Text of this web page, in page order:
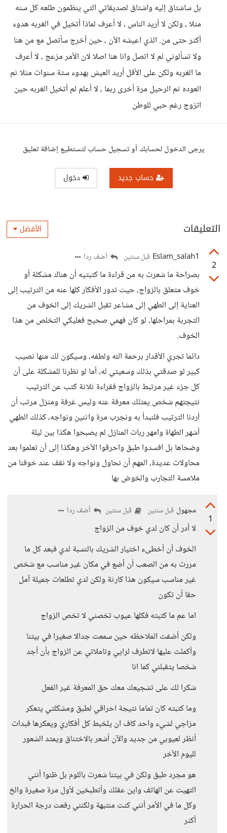
بل ساشتاق إليه واشتاق لصديقاتي التي ينظمون طلعه كل سنه
مثلا ، ولكن لا أريد الناس ، لا أعرف لماذا أتخيل في الغربه هدوء
أكثر حتى من. الذي اعيشه الآن ، حين أخرج سأتصل مع من هنا
ولا تسألوني لم لا اتصل وانا هنا اصلا لان الأمر مزعج ، لا أعرف
ما الغربه ولكن على الأقل أريد العيش بهدوء ستة سنوات مثلا ثم
العوده ثم الرحيل مرة أخرى ربما ، لا أعلم لم أتخيل الغربه حين
اتزوج رغم حبي للوطن
يرجى الدخول لحسابك أو تسجيل حساب لتستطيع إضافة تعليق
حساب جديد دخول
التعليقات الأفضل
2
Eslam_salah1 قبل سنتين أضف ردا
بصراحة ما شعرت به من قراءة ما كتبتيه أن هناك مشكلة أو
خوف متعلق بالزواج، حيث تدور الأفكار كلها عنه من الترتيب إلى
العناية إلى الطهي إلى مشاعر تقبل الشريك إلى الخوف من
التجربة بمراحلها، لو كان فهمي صحيح فعليكي التخلص من هذا
الخوف.
دائما تجري الأقدار برحمة الله ولطفه، وسيكون لك منها نصيب
كبير لو صدقتي بذلك وسعيتي له، أما لو نظرنا للمشكلة على أن
كل جزء غير مرتبط بالزواج فقراءة ثلاثة كتب عن الترتيب
نتيجتهم شخص يمتلك معرفة عنه وليس غرفة ومنزل مرتب أن
أردنا الترتيب فلنبدأ به ونجرب مرة واثنين ونواجه، كذلك الطهي
أشهر الطهاة وامهر ربات المنازل لم يصبحوا هكذا بين ليلة
وضحاها بل افسدوا طبق واحرقوا الآخر وهكذا إلى أن تعلموا بعد
محاولات عديدة، المهم أن نحاول ونواجه ولا نقف عند خوفنا من
ملامسة التجارب والخوض بها
1
مجهول قبل سنتين قبل سنتين أضف ردا
لا أدر أن كان لدي خوف من الزواج
الخوف أن أخطىء اختيار الشريك بالنسبة لدي فبعد كل ما
مررت به من الصعب أن أضع في مكان غير مناسب مع شخص
غير مناسب سيكون هذا كارثة ولكن لدي تطلعات جميلة آمل
حقا أن تكون
اما عم ما كتبته فكلها عيوب تخصني لا تخص الزواج
ولكن أضفت الملاحظه حين سمعت جدالا صغيرا في بيتنا
وأكملت عليها لاتطرف لرايي وتاملاتي عن الزواج بأن أجد
شخصا يتقبلني كما انا
شكرا لك على تشجيعك معك حق المعرفة غير الفعل
وما كتبته كان تماما نتيجة احراقي لطبق ومشكلتي يتعكر
مزاجي لشيء واحد كاف ان يلخبط كل أفكاري ويعكرها فبدات
أنظر لعيوبي من جديد والآن أشعر بالاختناق ويمتد الشعور
لليوم الآخر
هو مجرد طبق ولكن في بيتنا شعرت باللوم بل ظنوا أنني
التهيت عن الهاتف واين عقلك وأتطبخين لأول مرة صغيرة والخ
وكل ما في الأمر أنني كنت منتبهة ولكنني رفعت درجة الحرارة
أكثر